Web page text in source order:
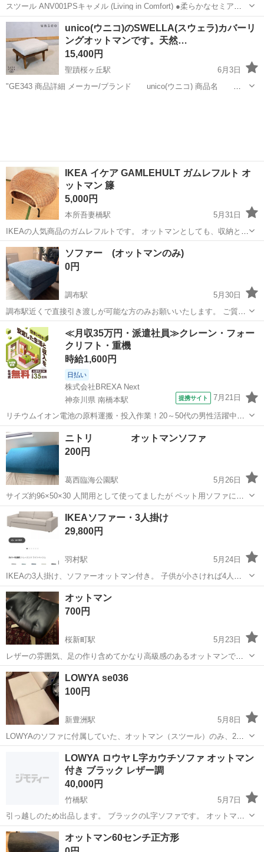
スツール ANV001PSキャメル (Living in Comfort) ●柔らかなセミアニ
リンレザーを使用。 ●耐久性に優れたSバネを使用。 色：キャメル 主
な素材：皮革（牛革） サイズ(約)：幅50×奥行40×高さ...
東京 府中市 西府駅 ソファ
unico(ウニコ)のSWELLA(スウェラ)カバーリ
ングオットマンです。天然…
15,400円
聖蹟桜ヶ丘駅
6月3日
"GE343 商品詳細 メーカー/ブランド unico(ウニコ) 商品名
IKEA イケア GAMLEHULT ガムレフルト オ
ットマン 籐
5,000円
本所吾妻橋駅
5月31日
IKEAの人気商品のガムレフルトです。 オットマンとしても、収納とし
ても使用できます。 IKEAでは9,900円で販売されています。 トレンド
のジャパンディにピッタリなので、インテリアにこだわりのある方に
おすすめです。...
東京 墨田区 ソファ
ソファー (オットマンのみ)
0円
調布駅
5月30日
調布駅近くで直接引き渡しが可能な方のみお願いいたします。 ご質問
などお気軽にお願いいたします。
東京 調布市 調布駅 ソファ ソファー
≪月収35万円・派遣社員≫クレーン・フォー
クリフト・重機
時給1,600円
日払い
株式会社BREXA Next
神奈川県 南橋本駅
提携サイト 7月21日
リチウムイオン電池の原料運搬・投入作業！20～50代の男性活躍中★
ワンルーム寮完備！赴任旅費会社負担！年間休日130日★フォークリフ
ト免許お持ちの方、活躍中！就業先食堂利用可★《神奈川県相模原
市》 人気の工場のお仕事 ◇電...
神奈川 相模原市 南橋本駅 その他
ニトリ オットマンソファ
200円
葛西臨海公園駅
5月26日
サイズ約96×50×30 人間用として使ってましたが ペット用ソファにち
ょうどいいかもしれません
東京 江戸川区 ソファ
IKEAソファー・3人掛け
29,800円
羽村駅
5月24日
IKEAの3人掛け、ソファーオットマン付き。 子供が小さければ4人で
も座れます。 ソファーは分解出来ます。 2年前に買いました。 現在は
ソファー¥74990円で販売されてます。 オットマン¥22990円で販売さ
れてます。...
東京 羽村市 羽村駅
オットマン
700円
桜新町駅
5月23日
レザーの雰囲気、足の作り含めてかなり高級感のあるオットマンで
す。 しっかりとした重みもあり、おすすめです。
東京 世田谷区
LOWYA se036
100円
新豊洲駅
5月8日
LOWYAのソファに付属していた、オットマン（スツール）のみ、2点
です。 使用感はあります。 マンション住み、EVあります。 搬出はご
協力いただけますと幸いです。 https://item.rakuten.c...
ソファ LOWYA
LOWYA ロウヤ L字カウチソファ オットマン
付き ブラック レザー調
40,000円
竹橋駅
5月7日
引っ越しのため出品します。 ブラックのL字ソファです。 オットマン
付きでレイアウト変更可能。 モダン系、ホテルライク、シンプルイン
テリア好きな方におすすめです。 使用に伴う多少のスレ等はあります
東京 千代田区 竹橋駅 ソファ ロウヤ
オットマン60センチ正方形